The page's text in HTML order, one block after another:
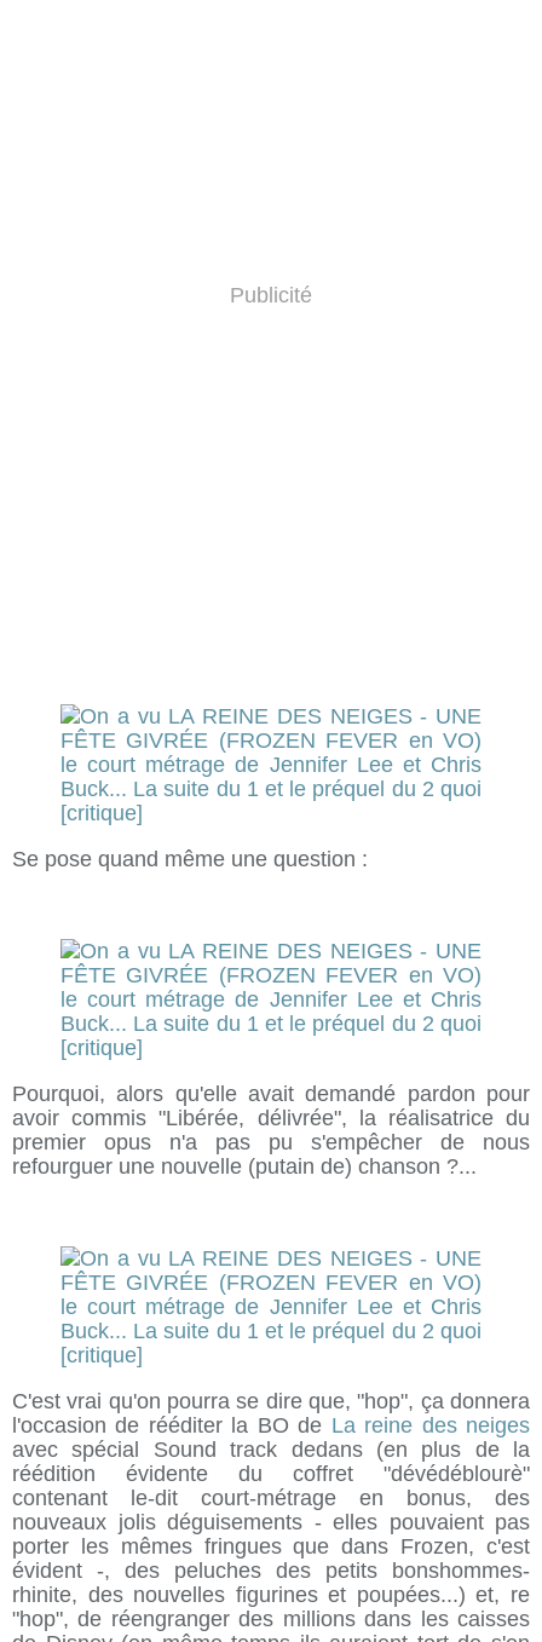
Publicité
Se pose quand même une question :
Pourquoi, alors qu'elle avait demandé pardon pour
avoir commis "Libérée, délivrée", la réalisatrice du
premier opus n'a pas pu s'empêcher de nous
refourguer une nouvelle (putain de) chanson ?...
C'est vrai qu'on pourra se dire que, "hop", ça donnera
l'occasion de rééditer la BO de La reine des neiges
avec spécial Sound track dedans (en plus de la
réédition évidente du coffret "dévédéblourè"
contenant le-dit court-métrage en bonus, des
nouveaux jolis déguisements - elles pouvaient pas
porter les mêmes fringues que dans Frozen, c'est
évident -, des peluches des petits bonshommes-
rhinite, des nouvelles figurines et poupées...) et, re
"hop", de réengranger des millions dans les caisses